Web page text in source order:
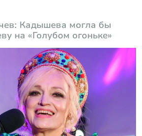
Кадышева могла бы
на «Голубом огоньке»